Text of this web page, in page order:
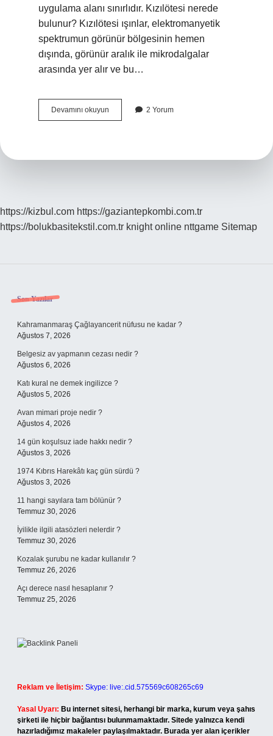
uygulama alanı sınırlıdır. Kızılötesi nerede
bulunur? Kızılötesi ışınlar, elektromanyetik
spektrumun görünür bölgesinin hemen
dışında, görünür aralık ile mikrodalgalar
arasında yer alır ve bu…
Devamını okuyun Kızılötesi
Işınlar
2 Yorum
https://kizbul.com https://gaziantepkombi.com.tr
https://bolukbasitekstil.com.tr knight online nttgame Sitemap
Sidebar
Son Yazılar
Kahramanmaraş Çağlayancerit nüfusu ne kadar ?
Ağustos 7, 2026
Belgesiz av yapmanın cezası nedir ?
Ağustos 6, 2026
Katı kural ne demek ingilizce ?
Ağustos 5, 2026
Avan mimari proje nedir ?
Ağustos 4, 2026
14 gün koşulsuz iade hakkı nedir ?
Ağustos 3, 2026
1974 Kıbrıs Harekâtı kaç gün sürdü ?
Ağustos 3, 2026
11 hangi sayılara tam bölünür ?
Temmuz 30, 2026
İyilikle ilgili atasözleri nelerdir ?
Temmuz 30, 2026
Kozalak şurubu ne kadar kullanılır ?
Temmuz 26, 2026
Açı derece nasıl hesaplanır ?
Temmuz 25, 2026
Reklam ve İletişim: Skype: live:.cid.575569c608265c69
Yasal Uyarı: Bu internet sitesi, herhangi bir marka, kurum veya şahıs
şirketi ile hiçbir bağlantısı bulunmamaktadır. Sitede yalnızca kendi
hazırladığımız makaleler paylaşılmaktadır. Burada yer alan içerikler